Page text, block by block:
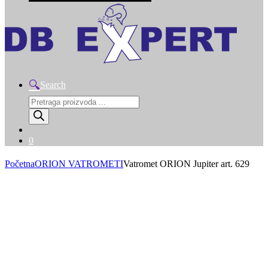
Search
Products
search
0
PočetnaORION VATROMETIVatromet ORION Jupiter art. 629